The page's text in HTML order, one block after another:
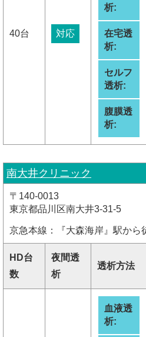
40台 対応
析:
在宅透
析:
セルフ
透析:
腹膜透
析:
南大井クリニック
〒140-0013
東京都品川区南大井3-31-5
京急本線：『大森海岸』駅から
HD台
数
夜間透
析
透析方法
血液透
析: